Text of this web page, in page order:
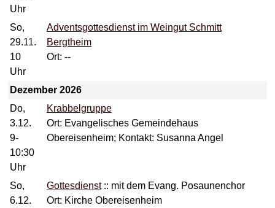
Uhr
So,
29.11.
10
Uhr
Adventsgottesdienst im Weingut Schmitt
Bergtheim
Ort: --
Dezember 2026
Do,
3.12.
9-
10:30
Uhr
Krabbelgruppe
Ort: Evangelisches Gemeindehaus
Obereisenheim; Kontakt: Susanna Angel
So,
6.12.
Gottesdienst:: mit dem Evang. Posaunenchor
Ort: Kirche Obereisenheim